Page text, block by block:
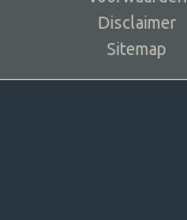
Disclaimer
Sitemap